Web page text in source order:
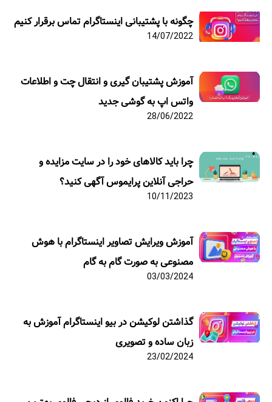
چگونه با پشتیبانی اینستاگرام تماس برقرار کنیم
14/07/2022
آموزش پشتیبان گیری و انتقال چت و اطلاعات
واتس اپ به گوشی جدید
28/06/2022
چرا باید کالاهای خود را در سایت مزایده و
حراجی آنلاین پرایموس آگهی کنید؟
10/11/2023
آموزش ویرایش تصاویر اینستاگرام با هوش
مصنوعی به صورت گام به گام
03/03/2024
گذاشتن لوکیشن در بیو اینستاگرام آموزش به
زبان ساده و تصویری
23/02/2024